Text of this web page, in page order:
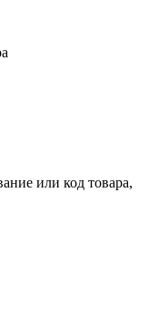
или код товара,